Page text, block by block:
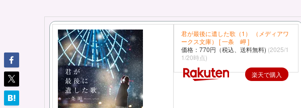
君が最後に遺した歌（1） （メディアワ
ークス文庫） [ 一条 岬 ]
価格：770円（税込、送料無料) (2025/1
1/20時点)
楽天で購入